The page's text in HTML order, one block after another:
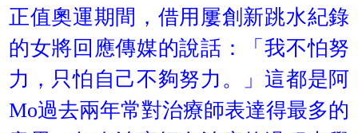
正值奧運期間，借用屢創新跳水紀錄
的女將回應傳媒的說話：「我不怕努
力，只怕自己不夠努力。」這都是阿
Mo過去兩年常對治療師表達得最多的